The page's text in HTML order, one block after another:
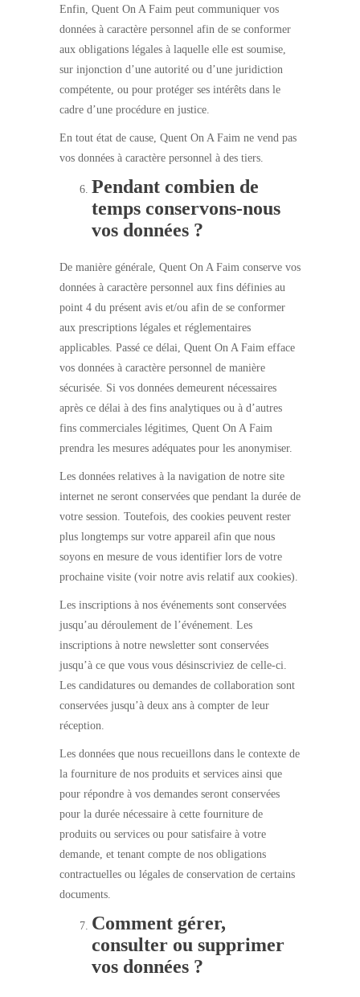
Enfin, Quent On A Faim peut communiquer vos
données à caractère personnel afin de se conformer
aux obligations légales à laquelle elle est soumise,
sur injonction d’une autorité ou d’une juridiction
compétente, ou pour protéger ses intérêts dans le
cadre d’une procédure en justice.
En tout état de cause, Quent On A Faim ne vend pas
vos données à caractère personnel à des tiers.
Pendant combien de
temps conservons-nous
vos données ?
De manière générale, Quent On A Faim conserve vos
données à caractère personnel aux fins définies au
point 4 du présent avis et/ou afin de se conformer
aux prescriptions légales et réglementaires
applicables. Passé ce délai, Quent On A Faim efface
vos données à caractère personnel de manière
sécurisée. Si vos données demeurent nécessaires
après ce délai à des fins analytiques ou à d’autres
fins commerciales légitimes, Quent On A Faim
prendra les mesures adéquates pour les anonymiser.
Les données relatives à la navigation de notre site
internet ne seront conservées que pendant la durée de
votre session. Toutefois, des cookies peuvent rester
plus longtemps sur votre appareil afin que nous
soyons en mesure de vous identifier lors de votre
prochaine visite (voir notre avis relatif aux cookies).
Les inscriptions à nos événements sont conservées
jusqu’au déroulement de l’événement. Les
inscriptions à notre newsletter sont conservées
jusqu’à ce que vous vous désinscriviez de celle-ci.
Les candidatures ou demandes de collaboration sont
conservées jusqu’à deux ans à compter de leur
réception.
Les données que nous recueillons dans le contexte de
la fourniture de nos produits et services ainsi que
pour répondre à vos demandes seront conservées
pour la durée nécessaire à cette fourniture de
produits ou services ou pour satisfaire à votre
demande, et tenant compte de nos obligations
contractuelles ou légales de conservation de certains
documents.
Comment gérer,
consulter ou supprimer
vos données ?